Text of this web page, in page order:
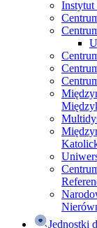
Instytut
Jednostki